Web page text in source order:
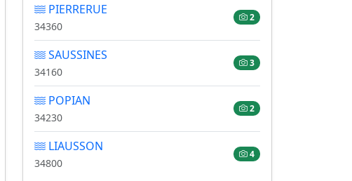
PIERRERUE
34360
2
SAUSSINES
34160
3
POPIAN
34230
2
LIAUSSON
34800
4